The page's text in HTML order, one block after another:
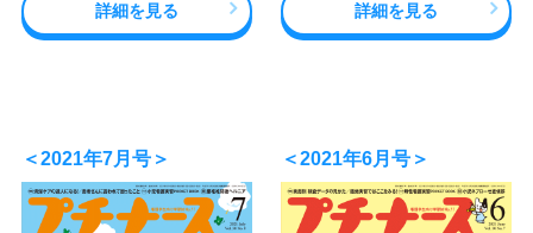
詳細を見る 詳細を見る
＜2021年7月号＞ ＜2021年6月号＞